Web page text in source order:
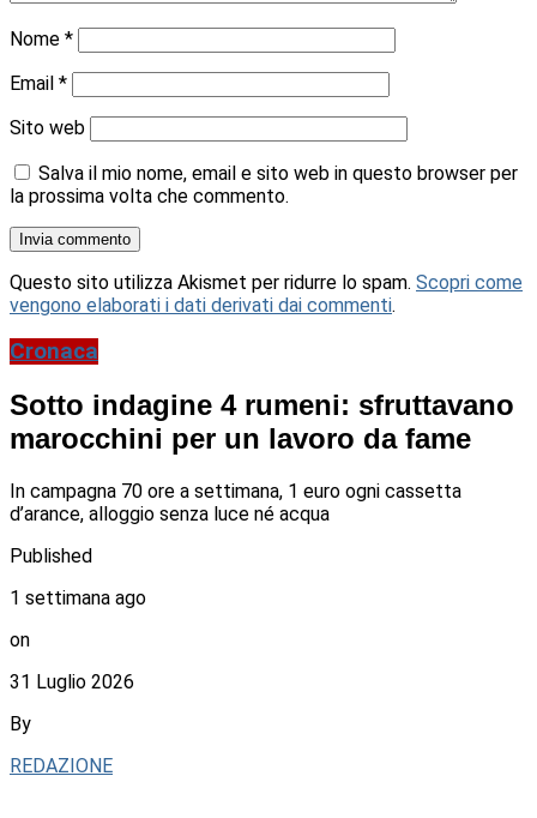
Nome *
Email *
Sito web
Salva il mio nome, email e sito web in questo browser per
la prossima volta che commento.
Questo sito utilizza Akismet per ridurre lo spam. Scopri come
vengono elaborati i dati derivati dai commenti.
Cronaca
Sotto indagine 4 rumeni: sfruttavano
marocchini per un lavoro da fame
In campagna 70 ore a settimana, 1 euro ogni cassetta
d’arance, alloggio senza luce né acqua
Published
1 settimana ago
on
31 Luglio 2026
By
REDAZIONE